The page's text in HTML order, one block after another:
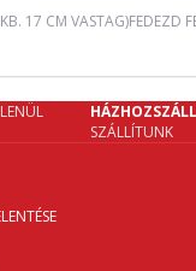
17 CM VASTAG)FEDEZD
SZÁLLÍTUNK